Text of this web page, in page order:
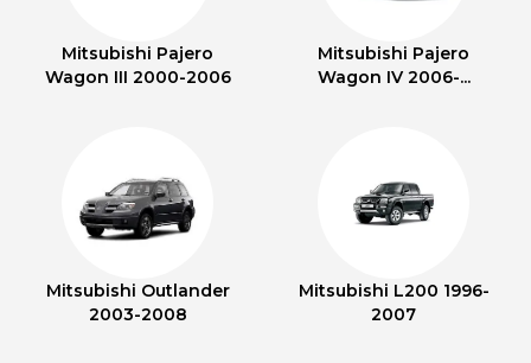
Mitsubishi Pajero
Wagon III 2000-2006
Mitsubishi Pajero
Wagon IV 2006-...
Mitsubishi Outlander
2003-2008
Mitsubishi L200 1996-
2007